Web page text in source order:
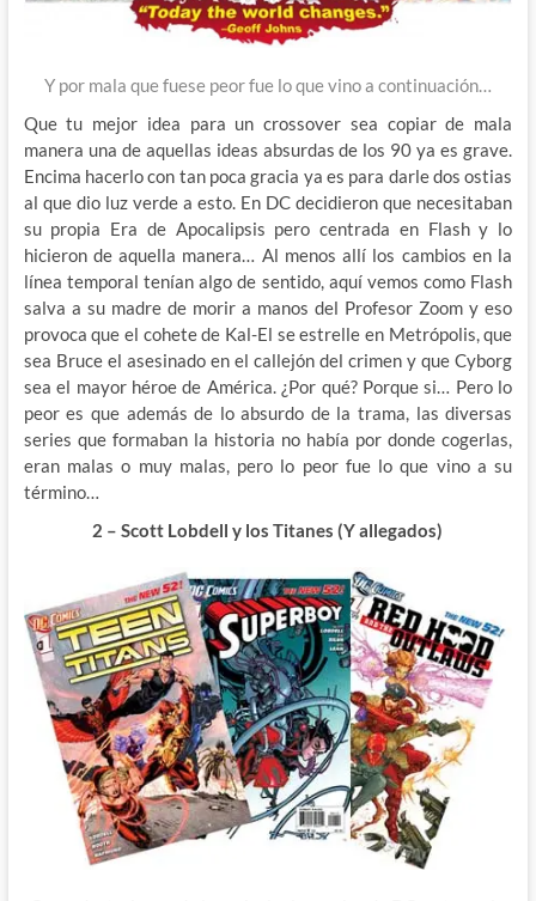
Y por mala que fuese peor fue lo que vino a continuación…
Que tu mejor idea para un crossover sea copiar de mala
manera una de aquellas ideas absurdas de los 90 ya es grave.
Encima hacerlo con tan poca gracia ya es para darle dos ostias
al que dio luz verde a esto. En DC decidieron que necesitaban
su propia Era de Apocalipsis pero centrada en Flash y lo
hicieron de aquella manera… Al menos allí los cambios en la
línea temporal tenían algo de sentido, aquí vemos como Flash
salva a su madre de morir a manos del Profesor Zoom y eso
provoca que el cohete de Kal-El se estrelle en Metrópolis, que
sea Bruce el asesinado en el callejón del crimen y que Cyborg
sea el mayor héroe de América. ¿Por qué? Porque si… Pero lo
peor es que además de lo absurdo de la trama, las diversas
series que formaban la historia no había por donde cogerlas,
eran malas o muy malas, pero lo peor fue lo que vino a su
término…
2 – Scott Lobdell y los Titanes (Y allegados)